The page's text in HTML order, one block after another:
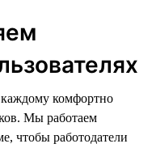
каждому комфортно
Мы работаем
чтобы работодатели